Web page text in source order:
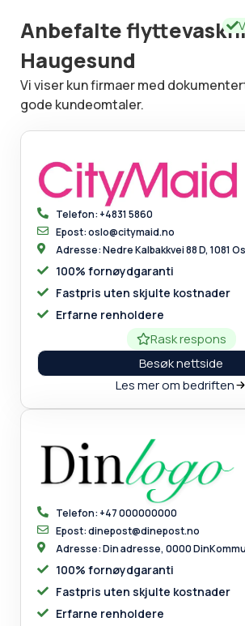
Anbefalte
Haugesund
Vi viser kun firmaer med
gode kundeomtaler.
Telefon: +4831 5860
Epost: oslo@citymaid.no
Adresse: Nedre Kalbakkvei 88 D, 1081
100% fornøydgaranti
Fastpris uten skjulte kostnader
Erfarne renholdere
Rask respons
Besøk nettside
Les mer om bedriften
Telefon: +47 000000000
Epost: dinepost@dinepost.no
Adresse: Din adresse, 0000
100% fornøydgaranti
Fastpris uten skjulte kostnader
Erfarne renholdere